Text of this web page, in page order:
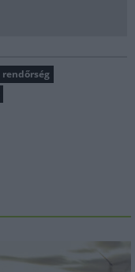
rendőrség